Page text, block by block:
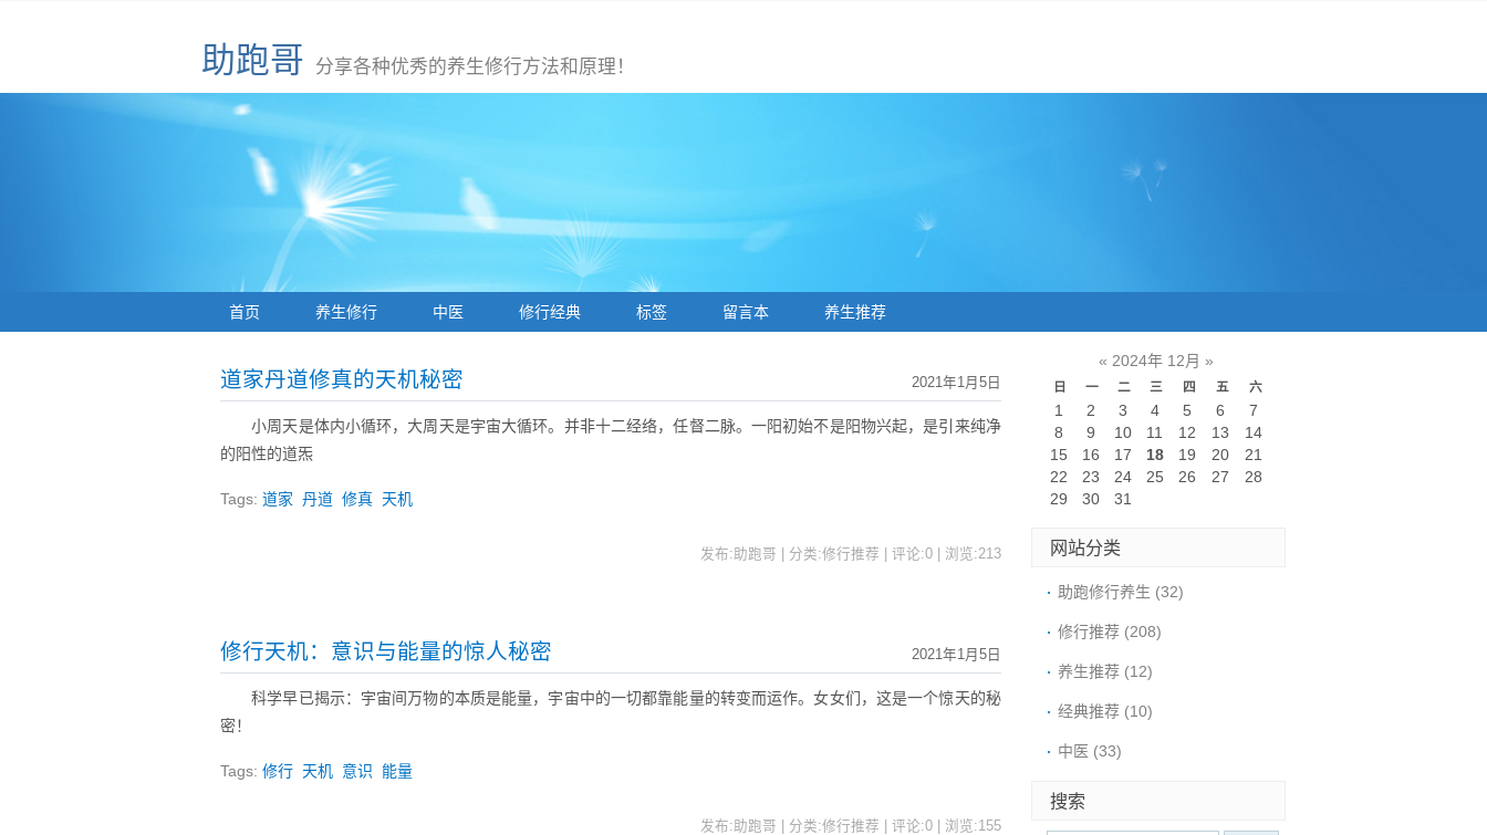
助跑哥 分享各种优秀的养生修行方法和原理！
首页 养生修行 中医 修行经典 标签 留言本 养生推荐
2021年1月5日
道家丹道修真的天机秘密
小周天是体内小循环，大周天是宇宙大循环。并非十二经络，任督二脉。一阳初始不是阳物兴起，是引来纯净
的阳性的道炁
Tags:道家 丹道 修真 天机
发布:助跑哥 | 分类:修行推荐 | 评论:0 | 浏览:213
2021年1月5日
修行天机：意识与能量的惊人秘密
科学早已揭示：宇宙间万物的本质是能量，宇宙中的一切都靠能量的转变而运作。女女们，这是一个惊天的秘
密！
Tags:修行 天机 意识 能量
发布:助跑哥 | 分类:修行推荐 | 评论:0 | 浏览:155
« 2024年 12月 »
日 一 二 三 四 五 六
1 2 3 4 5 6
7
8
9 10 11 12 13
14
15
16 17 18 19 20
21
22
23 24 25 26 27
28
29
30 31
网站分类
助跑修行养生 (32)
修行推荐 (208)
养生推荐 (12)
经典推荐 (10)
中医 (33)
搜索